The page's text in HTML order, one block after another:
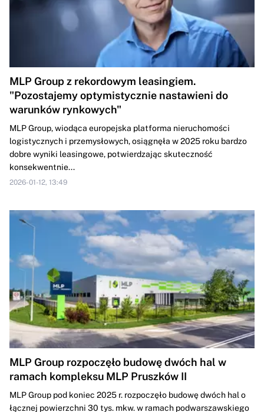
MLP Group z rekordowym leasingiem.
"Pozostajemy optymistycznie nastawieni do
warunków rynkowych"
MLP Group, wiodąca europejska platforma nieruchomości
logistycznych i przemysłowych, osiągnęła w 2025 roku bardzo
dobre wyniki leasingowe, potwierdzając skuteczność
konsekwentnie...
2026-01-12, 13:49
MLP Group rozpoczęło budowę dwóch hal w
ramach kompleksu MLP Pruszków II
MLP Group pod koniec 2025 r. rozpoczęło budowę dwóch hal o
łącznej powierzchni 30 tys. mkw. w ramach podwarszawskiego